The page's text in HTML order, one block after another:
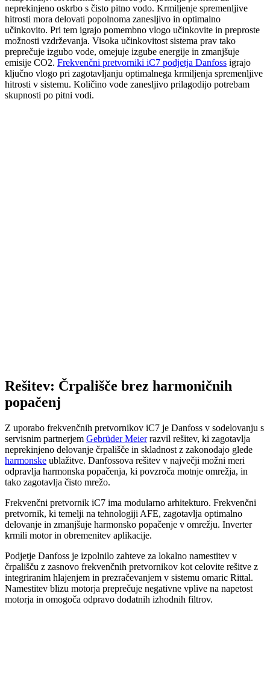
neprekinjeno oskrbo s čisto pitno vodo. Krmiljenje spremenljive
hitrosti mora delovati popolnoma zanesljivo in optimalno
učinkovito. Pri tem igrajo pomembno vlogo učinkovite in preproste
možnosti vzdrževanja. Visoka učinkovitost sistema prav tako
preprečuje izgubo vode, omejuje izgube energije in zmanjšuje
emisije CO2. Frekvenčni pretvorniki iC7 podjetja Danfoss igrajo
ključno vlogo pri zagotavljanju optimalnega krmiljenja spremenljive
hitrosti v sistemu. Količino vode zanesljivo prilagodijo potrebam
skupnosti po pitni vodi.
Rešitev: Črpališče brez harmoničnih
popačenj
Z uporabo frekvenčnih pretvornikov iC7 je Danfoss v sodelovanju s
servisnim partnerjem Gebrüder Meierrazvil rešitev, ki zagotavlja
neprekinjeno delovanje črpališče in skladnost z zakonodajo glede
harmonske ublažitve. Danfossova rešitev v največji možni meri
odpravlja harmonska popačenja, ki povzroča motnje omrežja, in
tako zagotavlja čisto mrežo.
Frekvenčni pretvornik iC7 ima modularno arhitekturo. Frekvenčni
pretvornik, ki temelji na tehnologiji AFE, zagotavlja optimalno
delovanje in zmanjšuje harmonsko popačenje v omrežju. Inverter
krmili motor in obremenitev aplikacije.
Podjetje Danfoss je izpolnilo zahteve za lokalno namestitev v
črpališču z zasnovo frekvenčnih pretvornikov kot celovite rešitve z
integriranim hlajenjem in prezračevanjem v sistemu omaric Rittal.
Namestitev blizu motorja preprečuje negativne vplive na napetost
motorja in omogoča odpravo dodatnih izhodnih filtrov.